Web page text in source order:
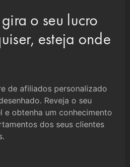
o seu lucro
esteja onde
de afiliados personalizado
Reveja o seu
e obtenha um conhecimento
dos seus clientes